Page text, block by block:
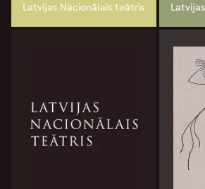
Latvijas Nacionālais teātris